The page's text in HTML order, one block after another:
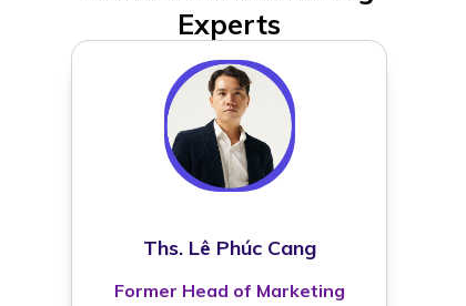
Experts
Ths. Lê Phúc Cang
Former Head of Marketing